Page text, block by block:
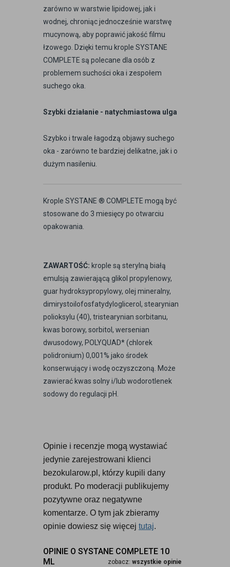
zarówno w warstwie lipidowej, jak i
wodnej, chroniąc jednocześnie warstwę
mucynową, aby poprawić jakość filmu
łzowego. Dzięki temu krople SYSTANE
COMPLETE są polecane dla osób z
problemem suchości oka i zespołem
suchego oka.
Szybki działanie - natychmiastowa ulga
Szybko i trwale łagodzą objawy suchego
oka - zarówno te bardziej delikatne, jak i o
dużym nasileniu.
Krople SYSTANE ® COMPLETE mogą być
stosowane do 3 miesięcy po otwarciu
opakowania.
ZAWARTOŚĆ: krople są sterylną białą
emulsją zawierającą glikol propylenowy,
guar hydroksypropylowy, olej mineralny,
dimirystoilofosfatydyloglicerol, stearynian
polioksylu (40), tristearynian sorbitanu,
kwas borowy, sorbitol, wersenian
dwusodowy, POLYQUAD* (chlorek
polidronium) 0,001% jako środek
konserwujący i wodę oczyszczoną. Może
zawierać kwas solny i/lub wodorotlenek
sodowy do regulacji pH.
Opinie i recenzje mogą wystawiać
jedynie zarejestrowani klienci
bezokularow.pl, którzy kupili dany
produkt. Po moderacji publikujemy
pozytywne oraz negatywne
komentarze. O tym jak zbieramy
opinie dowiesz się więcej tutaj.
OPINIE O SYSTANE COMPLETE 10
ML
zobacz: wszystkie opinie